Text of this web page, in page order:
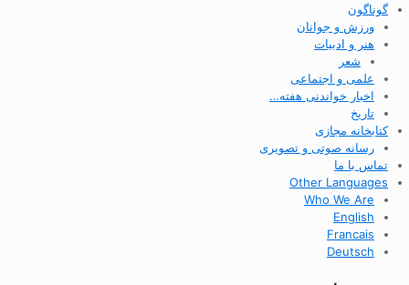
گوناگون
ورزش و جوانان
هنر و ادبیات
شعر
علمی و اجتماعی
اخبار خواندنی هفته…
تاریخ
کتابخانه مجازی
رسانه صوتی و تصویری
تماس با ما
Other Languages
Who We Are
English
Francais
Deutsch